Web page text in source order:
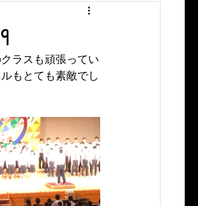
ラスも頑張ってい
もとても素敵でし